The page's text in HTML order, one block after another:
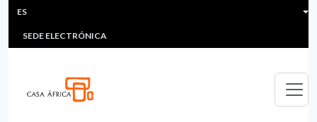
Pasar al contenido principal
HEADER MENU
MULTIMEDIA
SEDE ELECTRÓNICA
ES